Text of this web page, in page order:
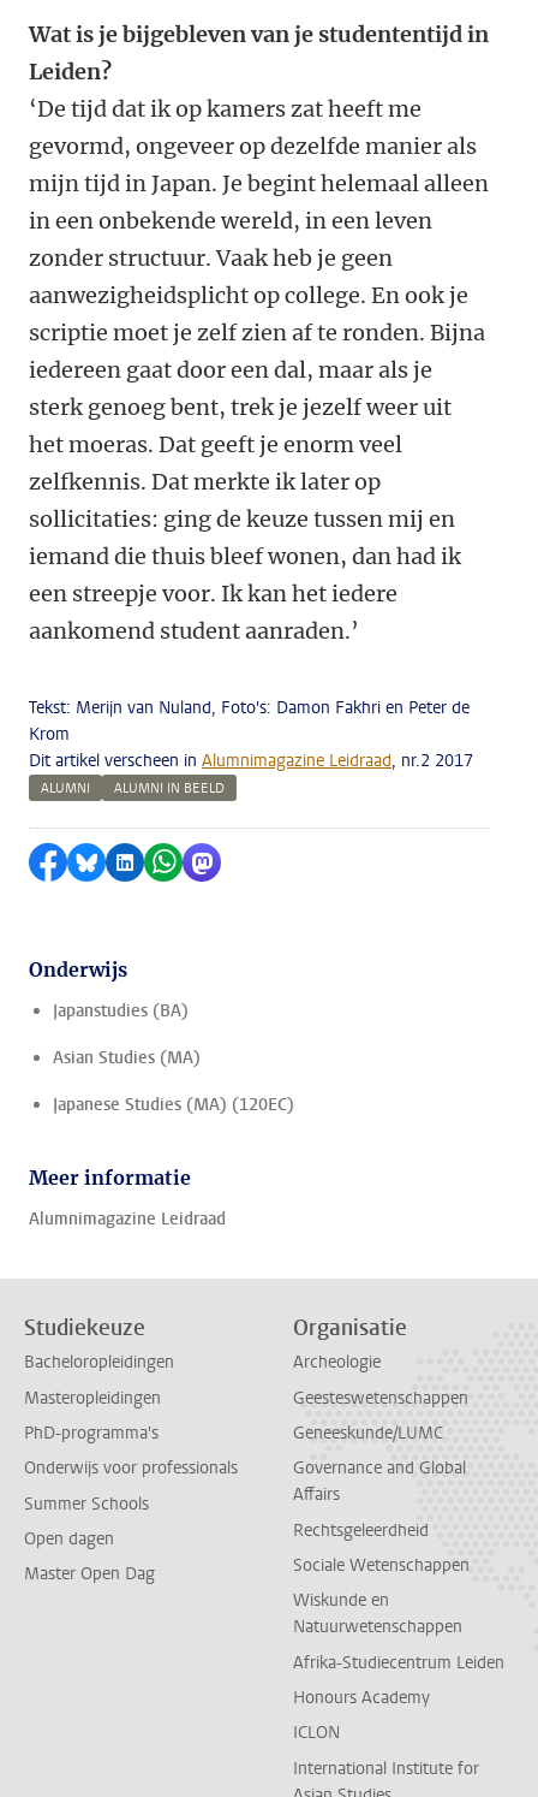
Wat is je bijgebleven van je studententijd in
Leiden?
‘De tijd dat ik op kamers zat heeft me
gevormd, ongeveer op dezelfde manier als
mijn tijd in Japan. Je begint helemaal alleen
in een onbekende wereld, in een leven
zonder structuur. Vaak heb je geen
aanwezigheidsplicht op college. En ook je
scriptie moet je zelf zien af te ronden. Bijna
iedereen gaat door een dal, maar als je
sterk genoeg bent, trek je jezelf weer uit
het moeras. Dat geeft je enorm veel
zelfkennis. Dat merkte ik later op
sollicitaties: ging de keuze tussen mij en
iemand die thuis bleef wonen, dan had ik
een streepje voor. Ik kan het iedere
aankomend student aanraden.’
Tekst: Merijn van Nuland, Foto's: Damon Fakhri en Peter de
Krom
Dit artikel verscheen in Alumnimagazine Leidraad, nr.2 2017
ALUMNI ALUMNI IN BEELD
Delen op Facebook
Delen via Bluesky
Delen op LinkedIn
Delen via WhatsApp
Delen via Mastodon
Onderwijs
Japanstudies (BA)
Asian Studies (MA)
Japanese Studies (MA) (120EC)
Meer informatie
Alumnimagazine Leidraad
Studiekeuze
Bacheloropleidingen
Masteropleidingen
PhD-programma's
Onderwijs voor professionals
Summer Schools
Open dagen
Master Open Dag
Organisatie
Archeologie
Geesteswetenschappen
Geneeskunde/LUMC
Governance and Global
Affairs
Rechtsgeleerdheid
Sociale Wetenschappen
Wiskunde en
Natuurwetenschappen
Afrika-Studiecentrum Leiden
Honours Academy
ICLON
International Institute for